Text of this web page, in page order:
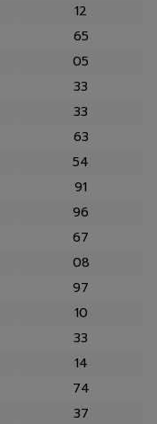
12
65
05
33
33
63
54
91
96
67
08
97
10
33
14
74
37